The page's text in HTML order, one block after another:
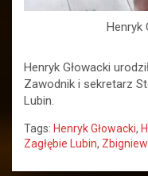
Henryk
Henryk Głowacki
Zawodnik i sekretarz
Lubin.
Tags: Henryk Głowacki,
Zagłębie Lubin,